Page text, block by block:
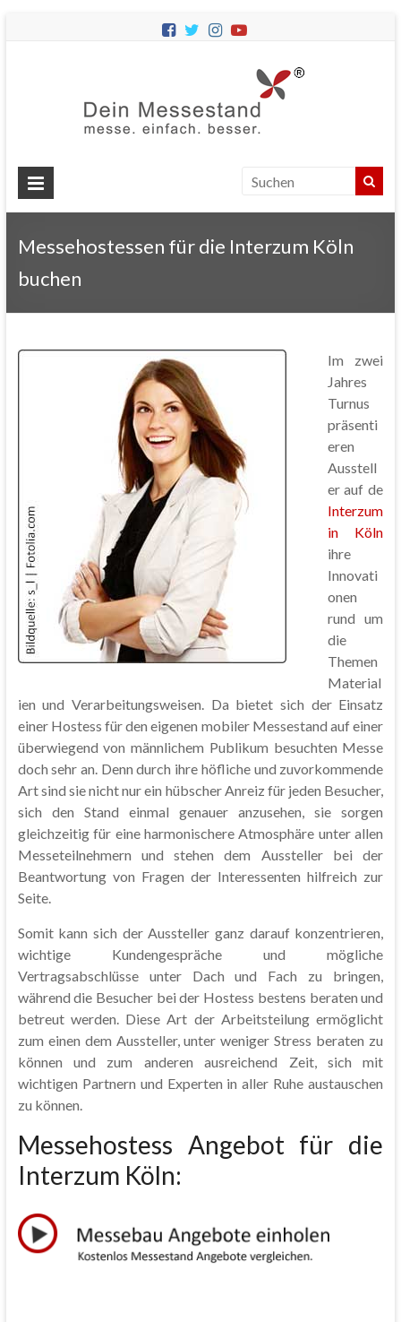
Messestände
für
Ihren
Messehostessen für die Interzum Köln
buchen
Im zwei
Jahres
Turnus
präsenti
eren
Ausstell
er auf de
Interzum
in Köln
ihre
Innovati
onen
rund um
die
Themen
Material
ien und Verarbeitungsweisen. Da bietet sich der Einsatz
einer Hostess für den eigenen mobiler Messestand auf einer
überwiegend von männlichem Publikum besuchten Messe
doch sehr an. Denn durch ihre höfliche und zuvorkommende
Art sind sie nicht nur ein hübscher Anreiz für jeden Besucher,
sich den Stand einmal genauer anzusehen, sie sorgen
gleichzeitig für eine harmonischere Atmosphäre unter allen
Messeteilnehmern und stehen dem Aussteller bei der
Beantwortung von Fragen der Interessenten hilfreich zur
Seite.
Somit kann sich der Aussteller ganz darauf konzentrieren,
wichtige Kundengespräche und mögliche
Vertragsabschlüsse unter Dach und Fach zu bringen,
während die Besucher bei der Hostess bestens beraten und
betreut werden. Diese Art der Arbeitsteilung ermöglicht
zum einen dem Aussteller, unter weniger Stress beraten zu
können und zum anderen ausreichend Zeit, sich mit
wichtigen Partnern und Experten in aller Ruhe austauschen
zu können.
Messehostess Angebot für die
Interzum Köln: